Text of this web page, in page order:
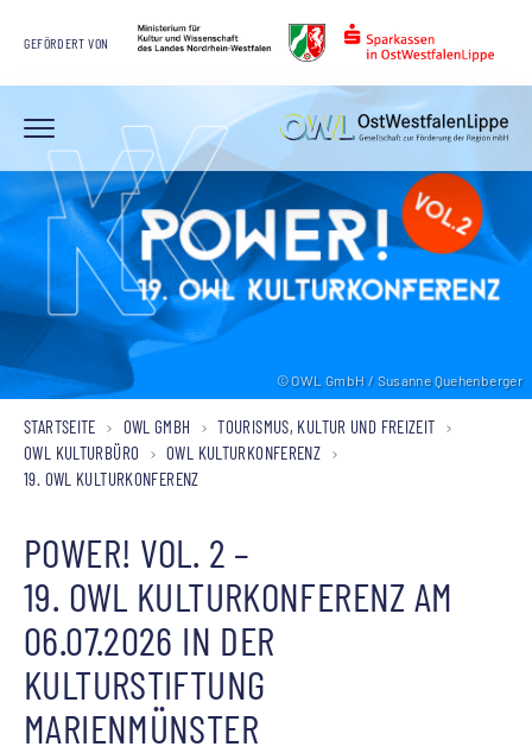
GEFÖRDERT VON
© OWL GmbH / Susanne Quehenberger
© OWL GmbH / Susanne Quehenberger
© OWL GmbH / Susanne Quehenberger
STARTSEITE OWL GMBH
TOURISMUS, KULTUR UND FREIZEIT
OWL KULTURBÜRO
OWL KULTURKONFERENZ
19. OWL KULTURKONFERENZ
POWER! VOL. 2 –
19. OWL KULTURKONFERENZ AM
06.07.2026 IN DER
KULTURSTIFTUNG
MARIENMÜNSTER